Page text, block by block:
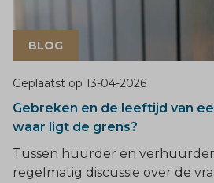
BLOG
Geplaatst op 13-04-2026
Gebreken en de leeftijd van
waar ligt de grens?
Tussen huurder en
regelmatig discussie over de